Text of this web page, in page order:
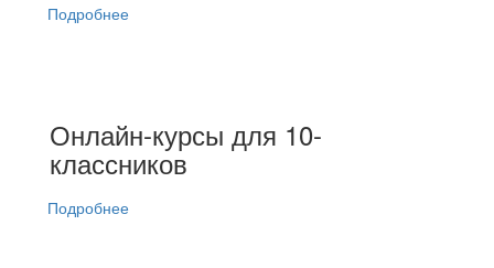
Подробнее
Онлайн-курсы для 10-
классников
Подробнее